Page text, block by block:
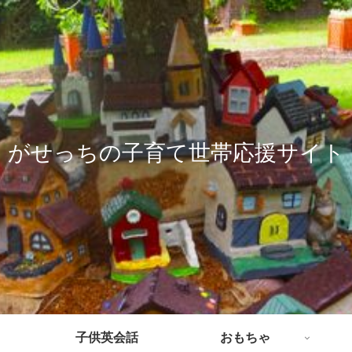
がせっちの子育て世帯応援サイト
子供英会話 おもちゃ